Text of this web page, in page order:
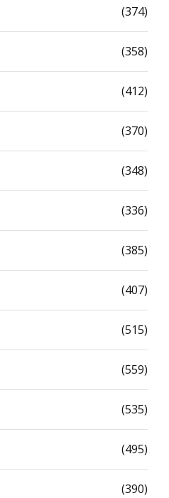
(374)
(358)
(412)
(370)
(348)
(336)
(385)
(407)
(515)
(559)
(535)
(495)
(390)